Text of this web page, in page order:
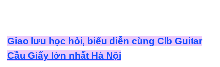
Giao lưu học hỏi, biểu diễn cùng Clb Guitar
Cầu Giấy lớn nhất Hà Nội